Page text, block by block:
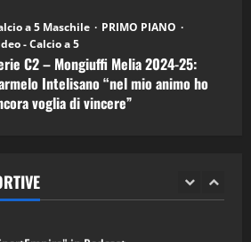
a 5 Maschile
PRIMO PIANO
- Calcio a 5
C2 – Mongiuffi Melia 2024-25:
Intelisano “nel mio animo ho
voglia di vincere”
in Podcast: 30^ Puntata
05 Maggio 2026)
08/05/2026
28/04/2026